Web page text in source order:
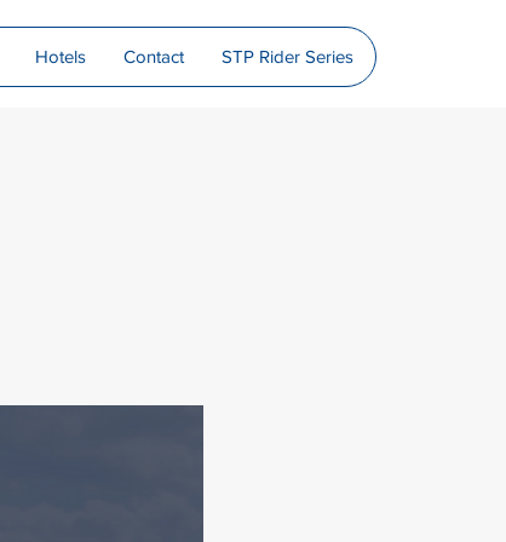
Hotels Contact STP Rider Series